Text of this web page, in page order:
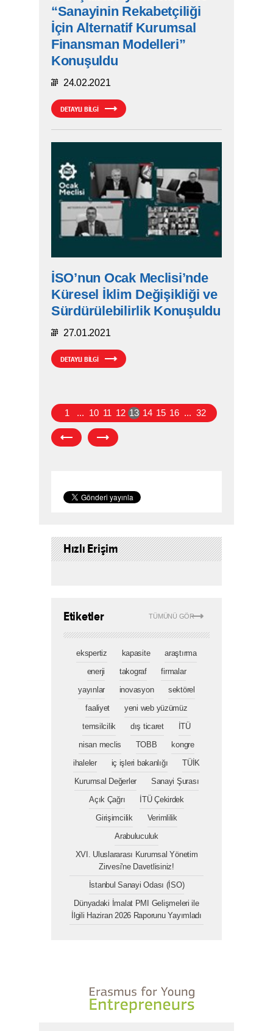
“Sanayinin Rekabetçiliği
İçin Alternatif Kurumsal
Finansman Modelleri”
Konuşuldu
24.02.2021
DETAYLI BİLGİ
İSO’nun Ocak Meclisi’nde
Küresel İklim Değişikliği ve
Sürdürülebilirlik Konuşuldu
27.01.2021
DETAYLI BİLGİ
1 ... 10 11 12 13 14 15 16 ... 32
Hızlı Erişim
TÜMÜNÜ GÖR
Etiketler
ekspertiz kapasite
araştırma
enerji
takograf
firmalar
yayınlar
inovasyon
sektörel
faaliyet
yeni web yüzümüz
temsilcilik
dış ticaret
İTÜ
nisan meclis
TOBB
kongre
ihaleler
iç işleri bakanlığı
TÜİK
Kurumsal Değerler
Sanayi Şurası
Açık Çağrı
İTÜ Çekirdek
Girişimcilik
Verimlilik
Arabuluculuk
XVI. Uluslararası Kurumsal Yönetim
Zirvesi'ne Davetlisiniz!
İstanbul Sanayi Odası (İSO)
Dünyadaki İmalat PMI Gelişmeleri ile
İlgili Haziran 2026 Raporunu Yayımladı